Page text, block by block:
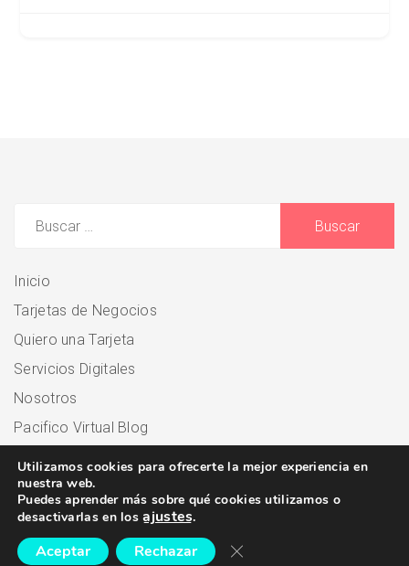
Inicio
Tarjetas de Negocios
Quiero una Tarjeta
Servicios Digitales
Nosotros
Pacifico Virtual Blog
Powered By WordPress | FT Directory Listing
Utilizamos cookies para ofrecerte la mejor experiencia en
nuestra web.
Puedes aprender más sobre qué cookies utilizamos o
desactivarlas en losajustes.
Aceptar Rechazar Cerrar el banner de